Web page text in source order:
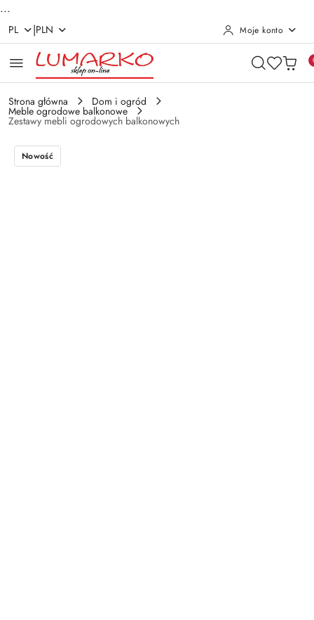
...
Przejdź do treści głównej
Przejdź do wyszukiwarki
Przejdź do moje konto
Przejdź do menu głównego
Przejdź do opisu produktu
Przejdź do stopki
PL |PLN Moje konto
Strona główna Dom i ogród
Meble ogrodowe balkonowe
Zestawy mebli ogrodowych balkonowych
Nowość